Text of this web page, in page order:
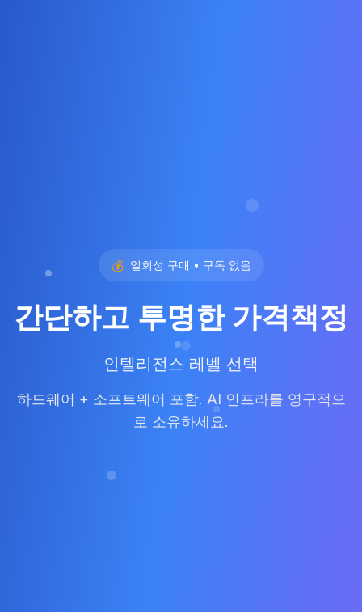
💰 일회성 구매 • 구독 없음
간단하고 투명한 가격책정
인텔리전스 레벨 선택
하드웨어 + 소프트웨어 포함. AI 인프라를 영구적으
로 소유하세요.